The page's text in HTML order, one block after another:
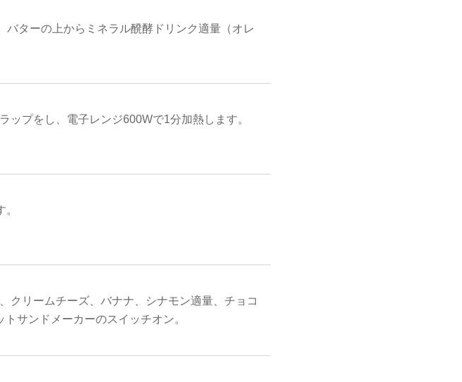
ターの上からミネラル醗酵ドリンク適量（オレ
ップをし、電子レンジ600Wで1分加熱します。
クリームチーズ、バナナ、シナモン適量、チョコ
サンドメーカーのスイッチオン。